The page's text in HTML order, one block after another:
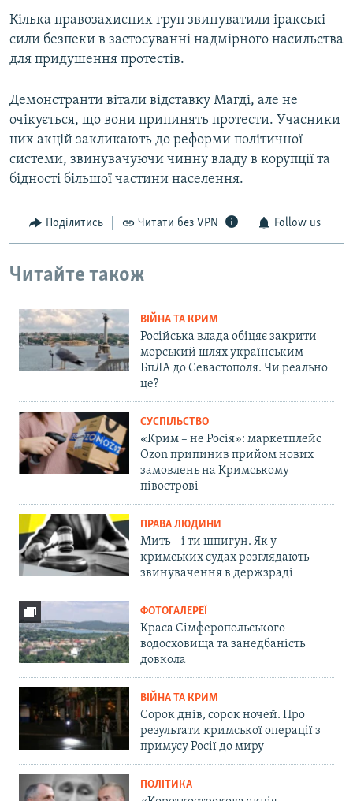
Кілька правозахисних груп звинуватили іракські
сили безпеки в застосуванні надмірного насильства
для придушення протестів.
Демонстранти вітали відставку Магді, але не
очікується, що вони припинять протести. Учасники
цих акцій закликають до реформи політичної
системи, звинувачуючи чинну владу в корупції та
бідності більшої частини населення.
Поділитись Читати без VPN Follow us
Читайте також
ВІЙНА ТА КРИМ
Російська влада обіцяє закрити
морський шлях українським
БпЛА до Севастополя. Чи реально
це?
СУСПІЛЬСТВО
«Крим – не Росія»: маркетплейс
Ozon припинив прийом нових
замовлень на Кримському
півострові
ПРАВА ЛЮДИНИ
Мить – і ти шпигун. Як у
кримських судах розглядають
звинувачення в держзраді
ФОТОГАЛЕРЕЇ
Краса Сімферопольського
водосховища та занедбаність
довкола
ВІЙНА ТА КРИМ
Сорок днів, сорок ночей. Про
результати кримської операції з
примусу Росії до миру
ПОЛІТИКА